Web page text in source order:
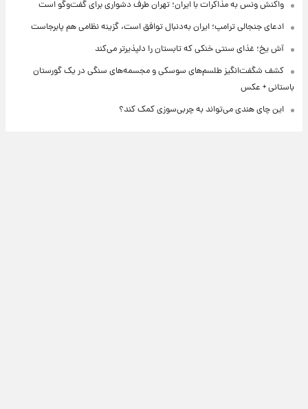
واکنش ونس به مذاکرات با ایران؛ تهران طرف دشواری برای گفت‌وگو است
ادعای جنجالی ترامپ؛ ایران به‌دنبال توافق است، گزینه نظامی هم پابرجاست
آش یخ؛ غذای سنتی خنکی که تابستان را دلپذیرتر می‌کند
کشف شگفت‌انگیز طلسم‌های سوسکی و مجسمه‌های سنگی در یک گورستان
باستانی + عکس
این چای هندی می‌تواند به چربی‌سوزی کمک کند؟